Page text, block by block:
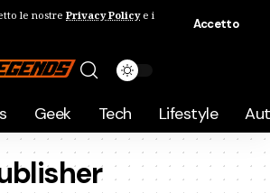
le nostre Privacy Policye i
Accetto
Geek Tech Lifestyle